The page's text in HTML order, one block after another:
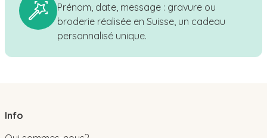
Prénom, date, message : gravure ou
broderie réalisée en Suisse, un cadeau
personnalisé unique.
Info